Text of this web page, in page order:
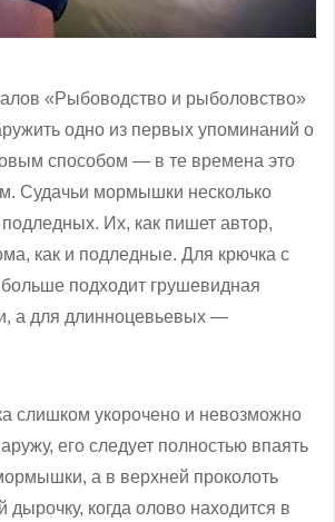
«Рыбоводство и рыболовство»
одно из первых упоминаний о
способом — в те времена это
Судачьи мормышки несколько
Их, как пишет автор,
как и подледные. Для крючка с
подходит грушевидная
а для длинноцевьевых —
слишком укорочено и невозможно
его следует полностью впаять
а в верхней проколоть
дырочку, когда олово находится в